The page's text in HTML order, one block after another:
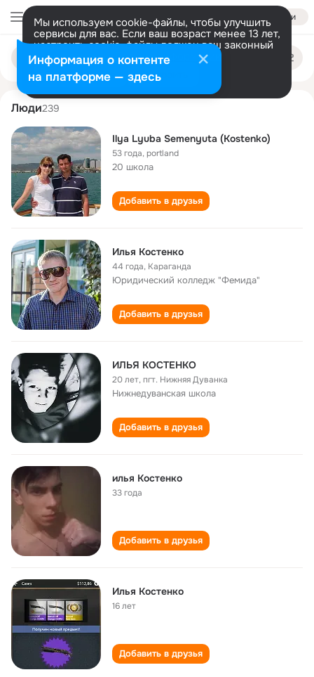
Войти
Мы используем cookie-файлы, чтобы улучшить
сервисы для вас. Если ваш возраст менее 13 лет,
настроить cookie-файлы должен ваш законный
представитель. Больше информации
Разрешить все Настроить
Поиск
людям
ilya kostenko
Люди239
Ilya Lyuba Semenyuta (Kostenko)
53 года,portland
20 школа
Добавить в друзья
Илья Костенко
44 года, Караганда
Юридический колледж "Фемида"
Добавить в друзья
ИЛЬЯ КОСТЕНКО
20 лет,пгт. Нижняя Дуванка
Нижнедуванская школа
Добавить в друзья
илья Костенко
33 года
Добавить в друзья
Илья Костенко
16 лет
Добавить в друзья
Информация о контенте
на платформе — здесь